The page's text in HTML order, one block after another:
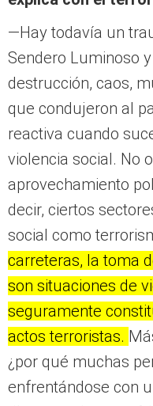
—Hay todavía un
Sendero Luminoso
destrucción, caos,
que condujeron al
reactiva cuando
violencia social. No
aprovechamiento
decir, ciertos
social como
carreteras, la toma
son situaciones de
seguramente
actos terroristas.
¿por qué muchas
enfrentándose con